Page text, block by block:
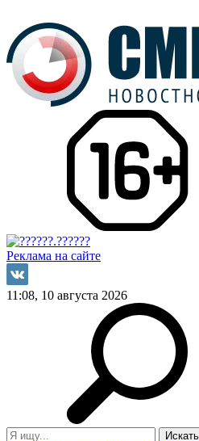
Реклама на сайте
11:08, 10 августа 2026